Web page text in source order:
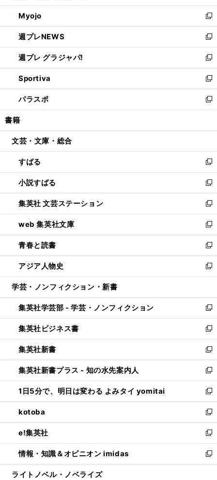
開
く
ウ
で
開
く
ン
ド
ウ
で
開
く
ウ
ィ
ン
ド
ウ
で
開
く
Myojo
新
し
い
ウ
ィ
ン
ド
ウ
で
開
週プレNEWS
新
し
い
ウ
ィ
ン
ド
ウ
開
週プレ グラジャパ!
新
し
い
ウ
ィ
ン
ウ
開
く
Sportiva
新
し
い
ウ
ン
ウ
で
開
く
パラスポ
新
し
ウ
ン
ド
ウ
で
開
く
書籍
文芸・文庫・総合
すばる
新
し
い
ウ
ィ
ン
ド
ウ
で
開
く
小説すばる
新
し
い
ウ
ィ
ン
ド
ウ
で
開
集英社 文芸ステーション
新
し
い
ウ
ィ
ン
ド
ウ
開
く
web 集英社文庫
新
し
い
ウ
ィ
ン
ウ
で
開
く
青春と読書
新
し
い
ウ
ン
ド
ウ
で
開
く
アジア人物史
新
し
ウ
ィ
ン
ド
ウ
で
開
く
学芸・ノンフィクション・新書
集英社学芸部 - 学芸・ノンフィクション
新
し
い
ウ
ィ
ン
ド
ウ
で
開
く
集英社ビジネス書
新
し
い
ウ
ィ
ン
ド
ウ
で
開
く
集英社新書
新
し
い
ウ
ィ
ン
ド
ウ
で
開
く
集英社新書プラス - 知の水先案内人
新
し
い
ウ
ィ
ン
ド
ウ
で
開
1日5分で、明日は変わる よみタイ yomitai
新
し
い
ウ
ィ
ン
ド
ウ
kotoba
新
し
い
ウ
ィ
ン
e!集英社
新
し
い
ウ
情報・知識＆オピニオン imidas
新
し
ライトノベル・ノベライズ